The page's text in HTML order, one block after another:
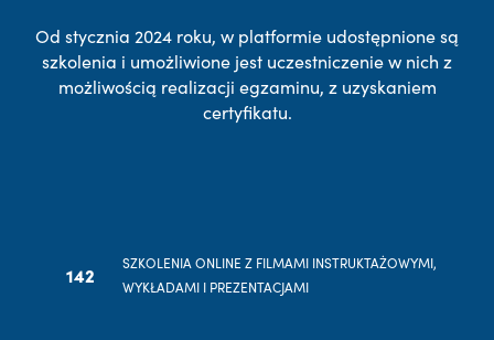
Od stycznia 2024 roku, w platformie udostępnione są
szkolenia i umożliwione jest uczestniczenie w nich z
możliwością realizacji egzaminu, z uzyskaniem
certyfikatu.
142
SZKOLENIA ONLINE Z FILMAMI INSTRUKTAŻOWYMI,
WYKŁADAMI I PREZENTACJAMI